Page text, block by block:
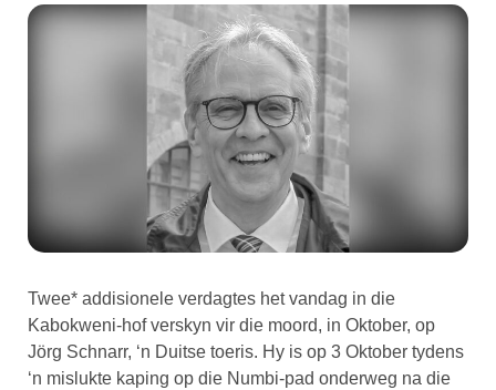
Twee* addisionele verdagtes het vandag in die
Kabokweni-hof verskyn vir die moord, in Oktober, op
Jörg Schnarr, ‘n Duitse toeris. Hy is op 3 Oktober tydens
‘n mislukte kaping op die Numbi-pad onderweg na die